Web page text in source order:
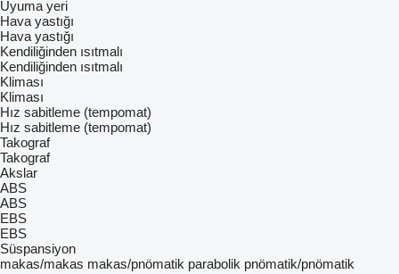
Uyuma yeri
Hava yastığı
Hava yastığı
Kendiliğinden ısıtmalı
Kendiliğinden ısıtmalı
Kliması
Kliması
Hız sabitleme (tempomat)
Hız sabitleme (tempomat)
Takograf
Takograf
Akslar
ABS
ABS
EBS
EBS
Süspansiyon
makas/makas makas/pnömatik parabolik pnömatik/pnömatik